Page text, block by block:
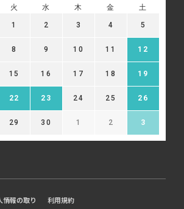
火 水 木 金 土
1 2 3 4 5
8 9 10 11 12
15 16 17 18 19
22 23 24 25 26
29 30 1 2 3
情報の取り
利用規約